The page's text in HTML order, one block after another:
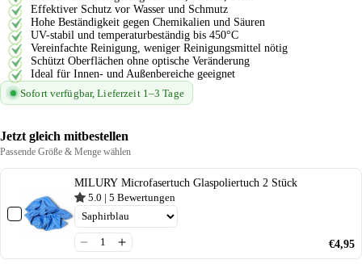
Effektiver Schutz vor Wasser und Schmutz
Hohe Beständigkeit gegen Chemikalien und Säuren
UV-stabil und temperaturbeständig bis 450°C
Vereinfachte Reinigung, weniger Reinigungsmittel nötig
Schützt Oberflächen ohne optische Veränderung
Ideal für Innen- und Außenbereiche geeignet
Sofort verfügbar, Lieferzeit 1–3 Tage
Jetzt gleich mitbestellen
Passende Größe & Menge wählen
MILURY Microfasertuch Glaspoliertuch 2 Stück
5.0 | 5 Bewertungen
€4,95